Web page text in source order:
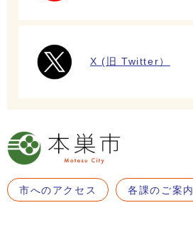
X (旧 Twitter）
市へのアクセス 各課のご案内